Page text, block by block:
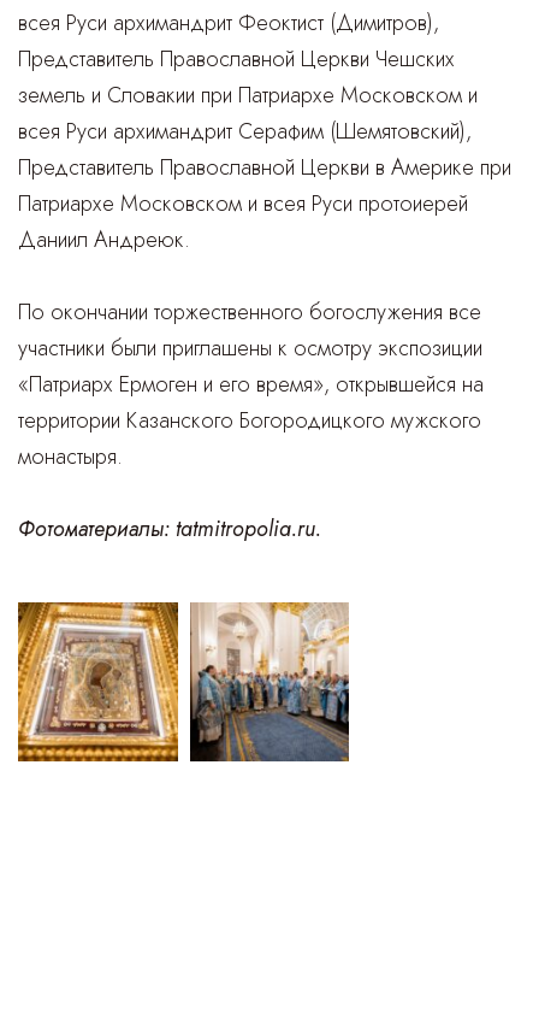
всея Руси архимандрит Феоктист (Димитров),
Представитель Православной Церкви Чешских
земель и Словакии при Патриархе Московском и
всея Руси архимандрит Серафим (Шемятовский),
Представитель Православной Церкви в Америке при
Патриархе Московском и всея Руси протоиерей
Даниил Андреюк.
По окончании торжественного богослужения все
участники были приглашены к осмотру экспозиции
«Патриарх Ермоген и его время», открывшейся на
территории Казанского Богородицкого мужского
монастыря.
Фотоматериалы: tatmitropolia.ru.